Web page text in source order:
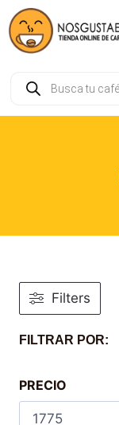
Filters
FILTRAR POR:
PRECIO